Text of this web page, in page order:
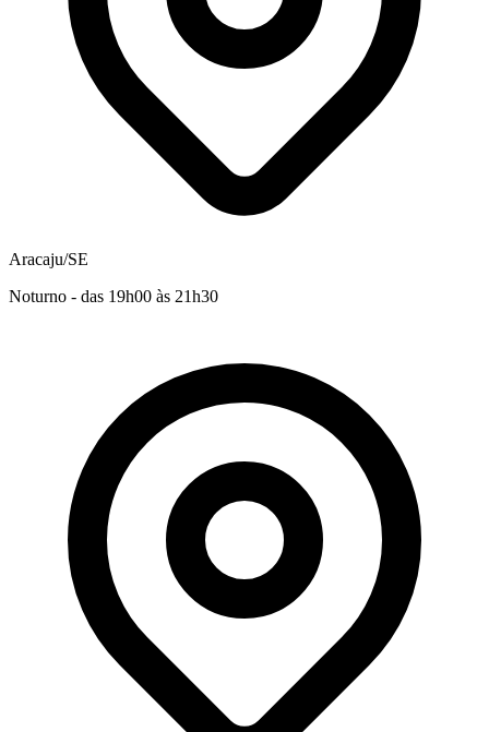
Aracaju/SE
Noturno - das 19h00 às 21h30